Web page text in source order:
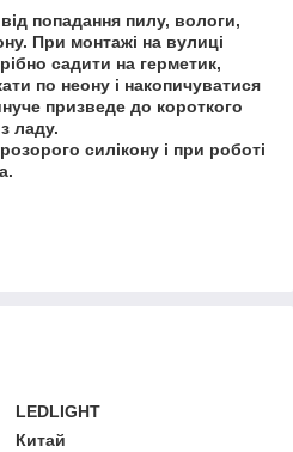
попадання пилу, вологи,
При монтажі на вулиці
садити на герметик,
по неону і накопичуватися
призведе до короткого
ладу.
силікону і при роботі
LEDLIGHT
Китай